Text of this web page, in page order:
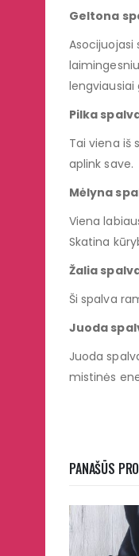
Geltona
Asocijuojasi
lengviausiai
Pilka
Tai viena iš
aplink save.
Mėlyna
Viena
Skatina
Žalia
Ši spalva
Juoda
Juoda
mistinės
PANAŠŪS